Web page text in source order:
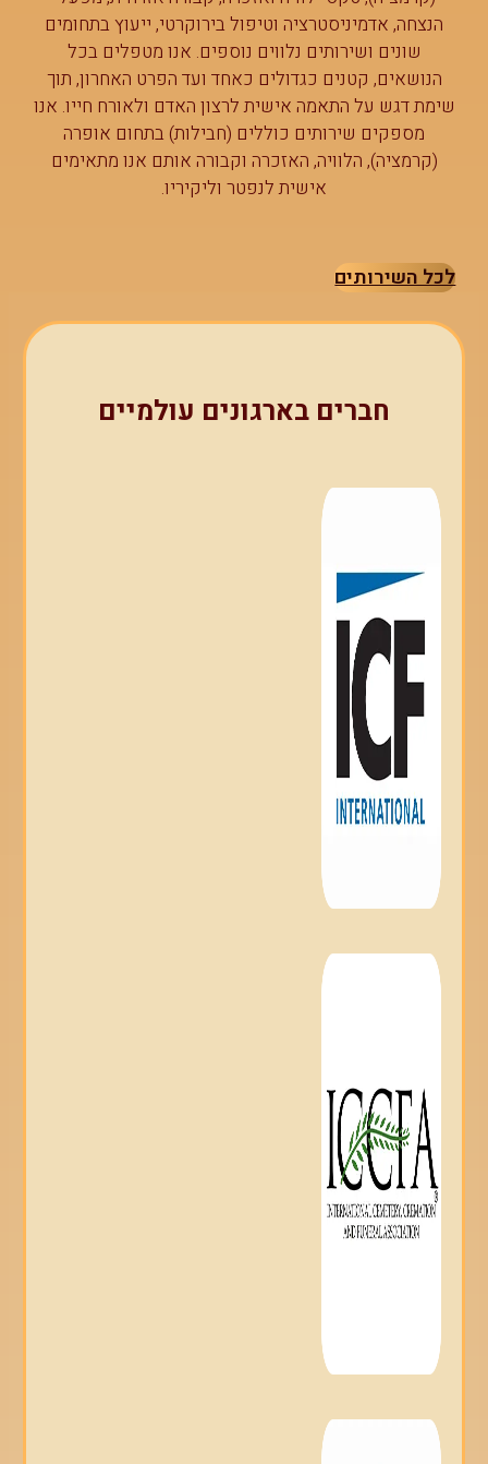
הנצחה, אדמיניסטרציה וטיפול בירוקרטי, ייעוץ בתחומים
שונים ושירותים נלווים נוספים. אנו מטפלים בכל
הנושאים, קטנים כגדולים כאחד ועד הפרט האחרון, תוך
שימת דגש על התאמה אישית לרצון האדם ולאורח חייו. אנו
מספקים שירותים כוללים (חבילות) בתחום אופרה
(קרמציה), הלוויה, האזכרה וקבורה אותם אנו מתאימים
אישית לנפטר וליקיריו.
‏לכל השירותים
חברים בארגונים עולמיים